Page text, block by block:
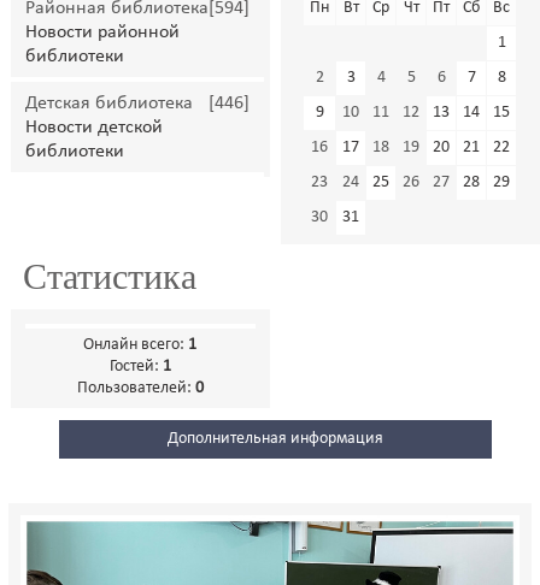
Районная библиотека [594]
Новости районной
библиотеки
Детская библиотека
[446]
Новости детской
библиотеки
Пн
Вт Ср Чт Пт Сб
Вс
1
2
3 4 5 6 7
8
9
10 11 12 13 14
15
16
17 18 19 20 21
22
23
24 25 26 27 28
29
30
31
Статистика
Онлайн всего: 1
Гостей: 1
Пользователей: 0
Дополнительная информация